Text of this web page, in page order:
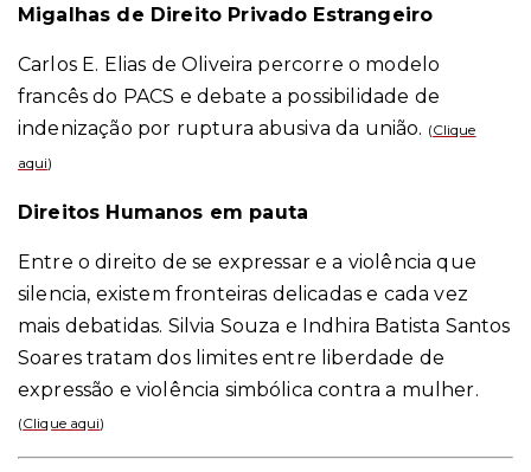
Migalhas de Direito Privado Estrangeiro
Carlos E. Elias de Oliveira percorre o modelo
francês do PACS e debate a possibilidade de
indenização por ruptura abusiva da união. (Clique
aqui)
Direitos Humanos em pauta
Entre o direito de se expressar e a violência que
silencia, existem fronteiras delicadas e cada vez
mais debatidas. Silvia Souza e Indhira Batista Santos
Soares tratam dos limites entre liberdade de
expressão e violência simbólica contra a mulher.
(Clique aqui)